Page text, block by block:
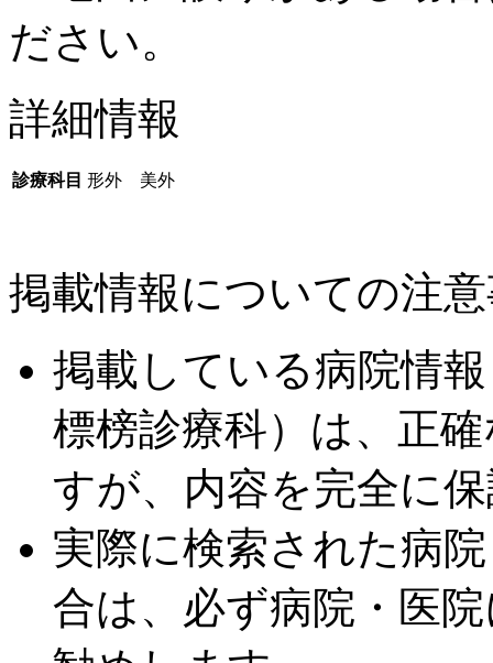
ださい。
詳細情報
診療科目 形外 美外
掲載情報についての注
掲載している病院情
標榜診療科）は、正
すが、内容を完全に
実際に検索された病
合は、必ず病院・医